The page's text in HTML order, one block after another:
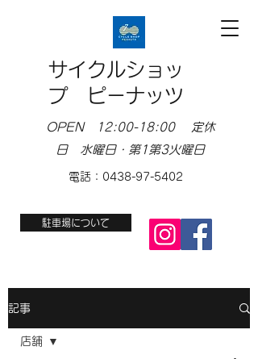
サイクルショッ
プ ピーナッツ
OPEN 12:00-18:00 定休
日 水曜日・第1第3火曜日
電話：0438-97-5402
駐車場について
記事
店舗